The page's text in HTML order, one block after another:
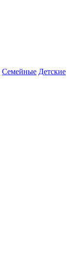
Семейные Детские